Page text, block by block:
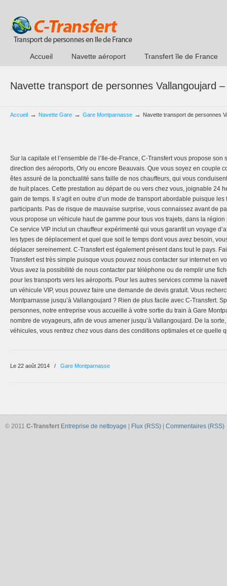
Accueil Navette aéroport Transfert île de France
Navette transport de personnes Vallangoujard
Accueil → Navette Gare → Gare Montparnasse → Navette transport de personnes
Sur la capitale et l’ensemble de l’Ile-de-France, C-Transfert vous propose son
direction des aéroports, Orly ou encore Beauvais. Que vous soyez en couple
êtes assuré de la ponctualité sans faille de nos chauffeurs, qui vous
de huit places. Cette prestation au départ de ou vers chez vous, joignable 24
gain de temps. Il s’agit en outre d’un mode de transport abordable puisque
participants. Pas de risque de mauvaise surprise, vous connaissez avant de
vous propose un véhicule haut de gamme pour tous vos trajets, dans la
Ce service VIP inclut un chauffeur expérimenté qui vous garantit un voyage
les types de déplacement et quel que soit le temps dont vous avez besoin,
déplacer sereinement. C-Transfert est également présent dans tout le pays.
Transfert est très simple puisque vous pouvez nous contacter sur internet en
Vous avez la possibilité de nous contacter par téléphone ou de remplir une
pour les transports vers les aéroports. Pour les autres services comme la
un véhicule VIP, vous pouvez faire une demande de devis gratuit. Vous
Montparnasse jusqu’à Vallangoujard ? Rien de plus facile avec C-Transfert.
personnes, notre entreprise vous accueille à votre sortie du train à Gare
nombre de voyageurs, afin de vous amener jusqu’à Vallangoujard. De la
véhicules, vous rentrez chez vous dans des conditions optimales et ce quelle
Le 22 août 2014 / Gare Montparnasse
© 2011 C-Transfert Entreprise de nettoyage Flux (RSS) Commentaires (RSS)